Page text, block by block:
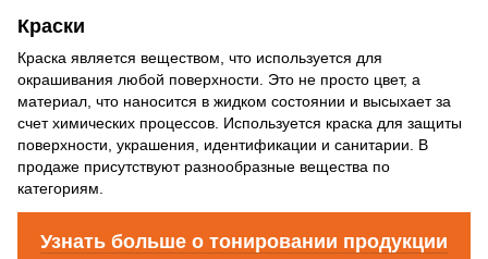
Краски
Краска является веществом, что используется для
окрашивания любой поверхности. Это не просто цвет, а
материал, что наносится в жидком состоянии и высыхает за
счет химических процессов. Используется краска для защиты
поверхности, украшения, идентификации и санитарии. В
продаже присутствуют разнообразные вещества по
категориям.
Узнать больше о тонировании продукции